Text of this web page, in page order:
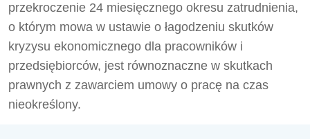
przekroczenie 24 miesięcznego okresu zatrudnienia,
o którym mowa w ustawie o łagodzeniu skutków
kryzysu ekonomicznego dla pracowników i
przedsiębiorców, jest równoznaczne w skutkach
prawnych z zawarciem umowy o pracę na czas
nieokreślony.